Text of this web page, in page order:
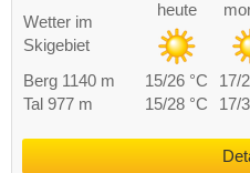
Wetter im
Skigebiet
heute
Berg 1140 m 15/26 °C 17/
Tal 977 m
15/28 °C 17/